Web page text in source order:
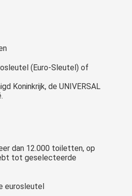
(Euro-Sleutel) of
Koninkrijk, de UNIVERSAL
dan 12.000 toiletten, op
tot geselecteerde